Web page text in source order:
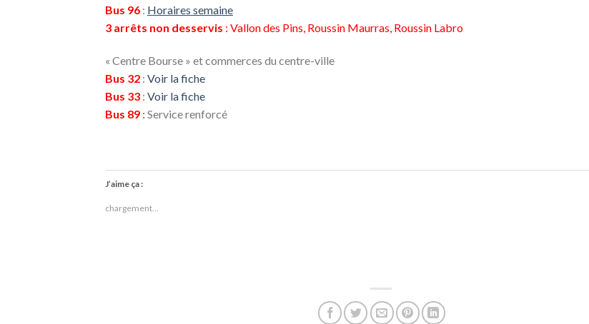
Bus 96 : Horaires semaine
3 arrêts non desservis : Vallon des Pins, Roussin Maurras, Roussin Labro
« Centre Bourse » et commerces du centre-ville
Bus 32 : Voir la fiche
Bus 33 : Voir la fiche
Bus 89 :Service renforcé
J’aime ça :
chargement…